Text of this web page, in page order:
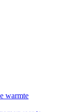
warmte